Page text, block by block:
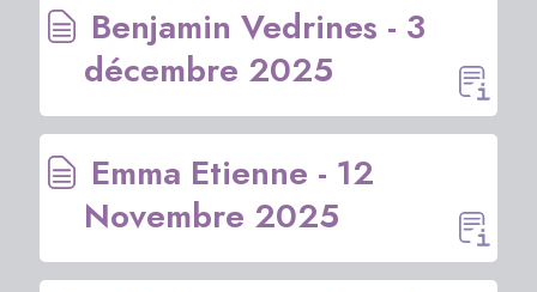
Benjamin Vedrines - 3
décembre 2025
Emma Etienne - 12
Novembre 2025